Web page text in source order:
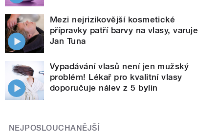
Mezi nejrizikovější kosmetické
přípravky patří barvy na vlasy, varuje
Jan Tuna
Vypadávání vlasů není jen mužský
problém! Lékař pro kvalitní vlasy
doporučuje nálev z 5 bylin
NEJPOSLOUCHANĚJŠÍ